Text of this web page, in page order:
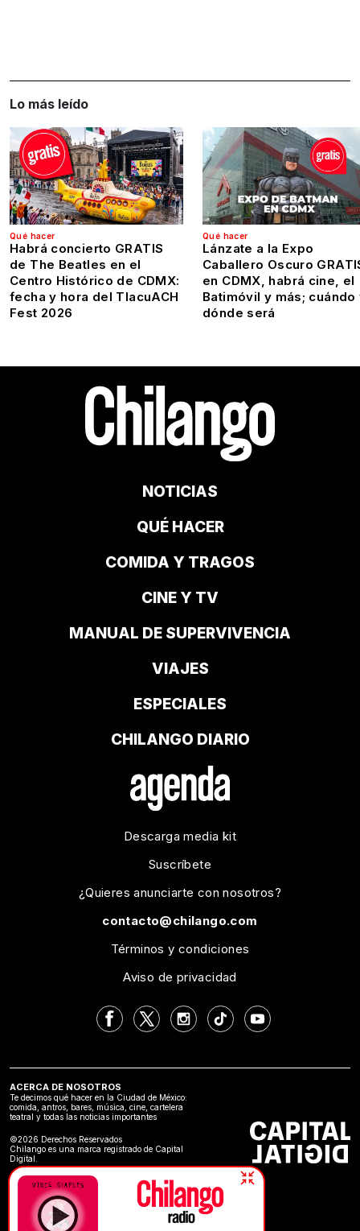
Lo más leído
Qué hacer
Habrá concierto GRATIS
de The Beatles en el
Centro Histórico de CDMX:
fecha y hora del TlacuACH
Fest 2026
Qué hacer
Lánzate a la Expo
Caballero Oscuro
en CDMX, habrá cine, el
Batimóvil y más; cuándo
dónde será
NOTICIAS
QUÉ HACER
COMIDA Y TRAGOS
CINE Y TV
MANUAL DE SUPERVIVENCIA
VIAJES
ESPECIALES
CHILANGO DIARIO
Descarga media kit
Suscríbete
¿Quieres anunciarte con nosotros?
contacto@chilango.com
Términos y condiciones
Aviso de privacidad
ACERCA DE NOSOTROS
Te decimos qué hacer en la Ciudad de México:
comida, antros, bares, música, cine, cartelera
teatral y todas las noticias importantes
©2026 Derechos Reservados
Chilango es una marca registrado de Capital
Digital.